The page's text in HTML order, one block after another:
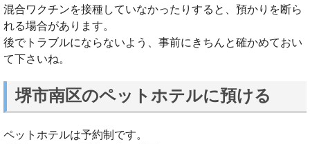
混合ワクチンを接種していなかったりすると、預かりを断ら
れる場合があります。
後でトラブルにならないよう、事前にきちんと確かめておい
て下さいね。
堺市南区のペットホテルに預ける
ペットホテルは予約制です。